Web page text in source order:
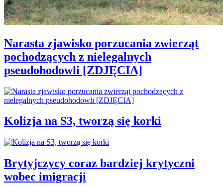
Narasta zjawisko porzucania zwierząt
pochodzących z nielegalnych
pseudohodowli [ZDJĘCIA]
Kolizja na S3, tworzą się korki
Brytyjczycy coraz bardziej krytyczni
wobec imigracji